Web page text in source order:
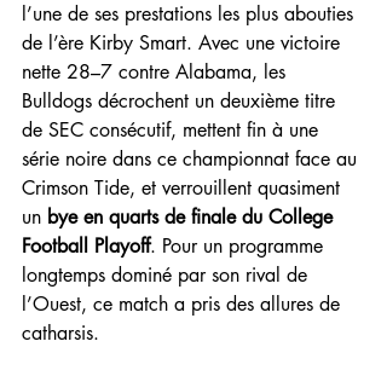
l’une de ses prestations les plus abouties
de l’ère Kirby Smart. Avec une victoire
nette 28–7 contre Alabama, les
Bulldogs décrochent un deuxième titre
de SEC consécutif, mettent fin à une
série noire dans ce championnat face au
Crimson Tide, et verrouillent quasiment
un bye en quarts de finale du College
Football Playoff. Pour un programme
longtemps dominé par son rival de
l’Ouest, ce match a pris des allures de
catharsis.